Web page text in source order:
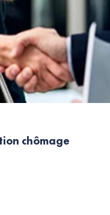
chômage